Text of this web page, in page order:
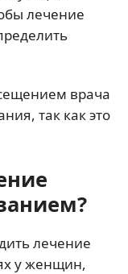
лечение
врача
так как это
лечение
у женщин,